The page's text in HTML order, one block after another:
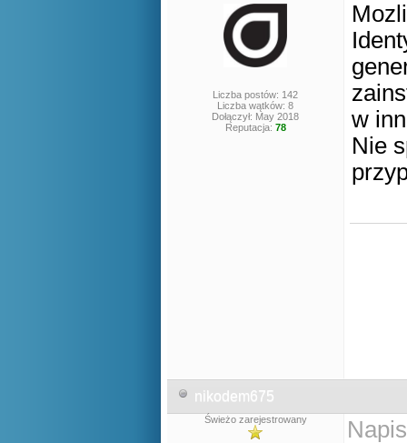
Liczba postów: 142
Liczba wątków: 8
Dołączył: May 2018
Reputacja: 78
w
Nie
nikodem675
Świeżo zarejestrowany